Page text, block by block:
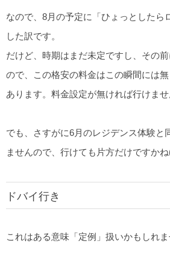
なので、8月の予定に「ひょっとしたら
した訳です。
だけど、時期はまだ未定ですし、その
ので、この格安の料金はこの瞬間には
あります。料金設定が無ければ行けませ
でも、さすがに6月のレジデンス体験と
ませんので、行けても片方だけですか
ドバイ行き
これはある意味「定例」扱いかもしれま